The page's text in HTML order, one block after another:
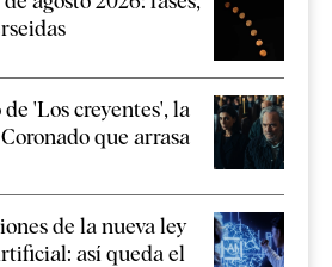
'Los creyentes', la
que arrasa
de la nueva ley
así queda el